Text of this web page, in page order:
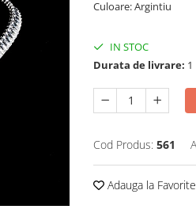
Culoare: Argintiu
IN STOC
Durata de livrare: 1
Cod Produs: 561
Adauga la Favorite